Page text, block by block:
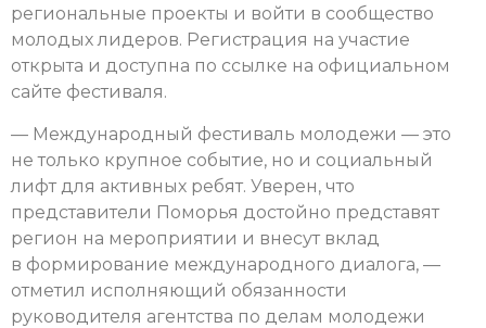
региональные проекты и войти в сообщество
молодых лидеров. Регистрация на участие
открыта и доступна по ссылке на официальном
сайте фестиваля.
— Международный фестиваль молодежи — это
не только крупное событие, но и социальный
лифт для активных ребят. Уверен, что
представители Поморья достойно представят
регион на мероприятии и внесут вклад
в формирование международного диалога, —
отметил исполняющий обязанности
руководителя агентства по делам молодежи